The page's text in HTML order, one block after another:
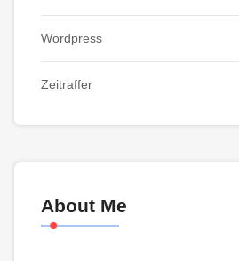
Wordpress
Zeitraffer
About Me